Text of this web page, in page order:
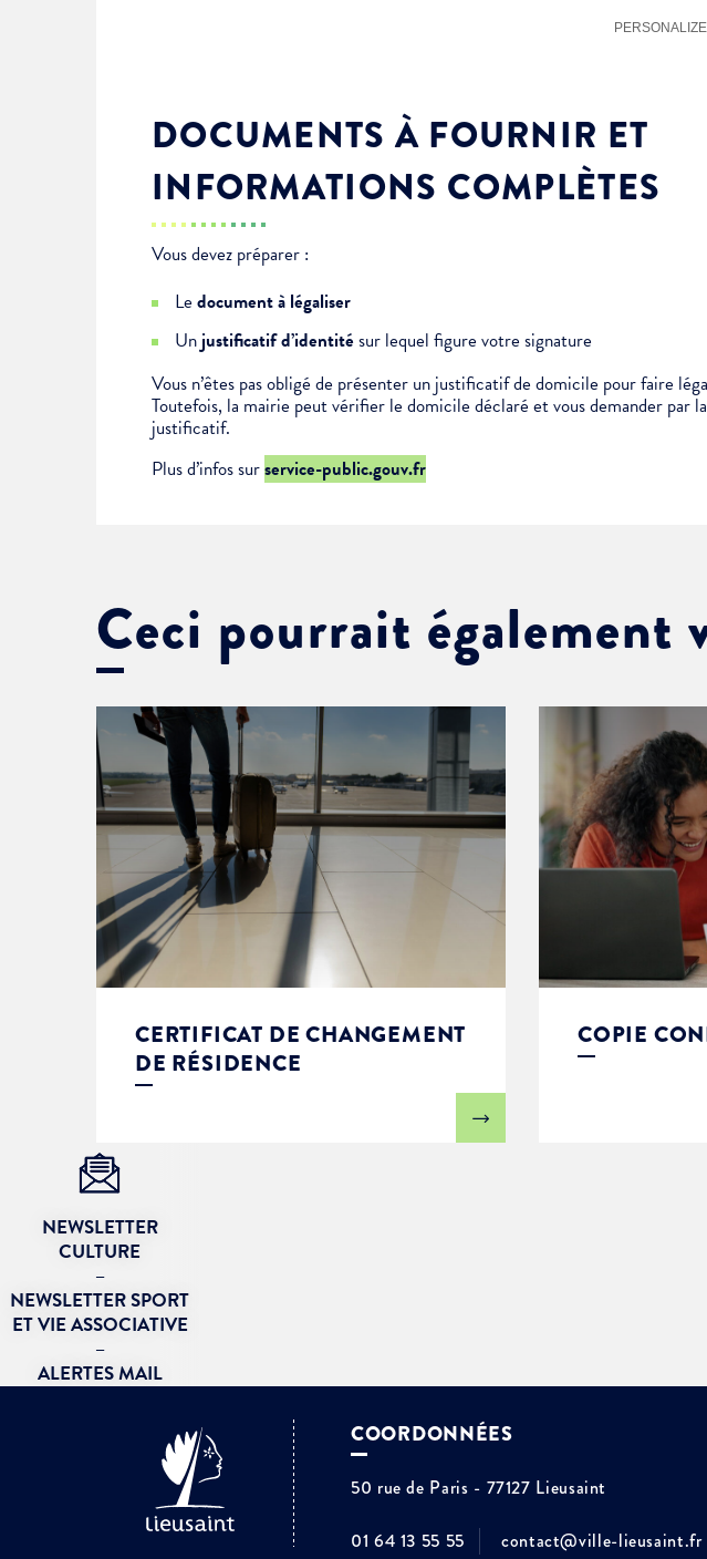
DOCUMENTS À FOURNIR ET
INFORMATIONS COMPLÈTES
Vous devez préparer :
Le document à légaliser
Un justificatif d’identitésur lequel figure votre signature
Vous n’êtes pas obligé de présenter un justificatif de domicile pour faire
Toutefois, la mairie peut vérifier le domicile déclaré et vous demander par
justificatif.
Plus d’infos surservice-public.gouv.fr
Ceci pourrait également
CERTIFICAT DE CHANGEMENT
DE RÉSIDENCE
COPIE
NEWSLETTER
CULTURE
–
NEWSLETTER SPORT
ET VIE ASSOCIATIVE
–
ALERTES MAIL
COORDONNÉES
50 rue de Paris - 77127 Lieusaint
01 64 13 55 55 contact@ville-lieusaint.fr